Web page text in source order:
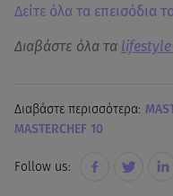
Δείτε όλα τα επεισόδια
Διαβάστε όλα τα lifestyle
Διαβάστε περισσότερα:
MASTERCHEF 10
Follow us: